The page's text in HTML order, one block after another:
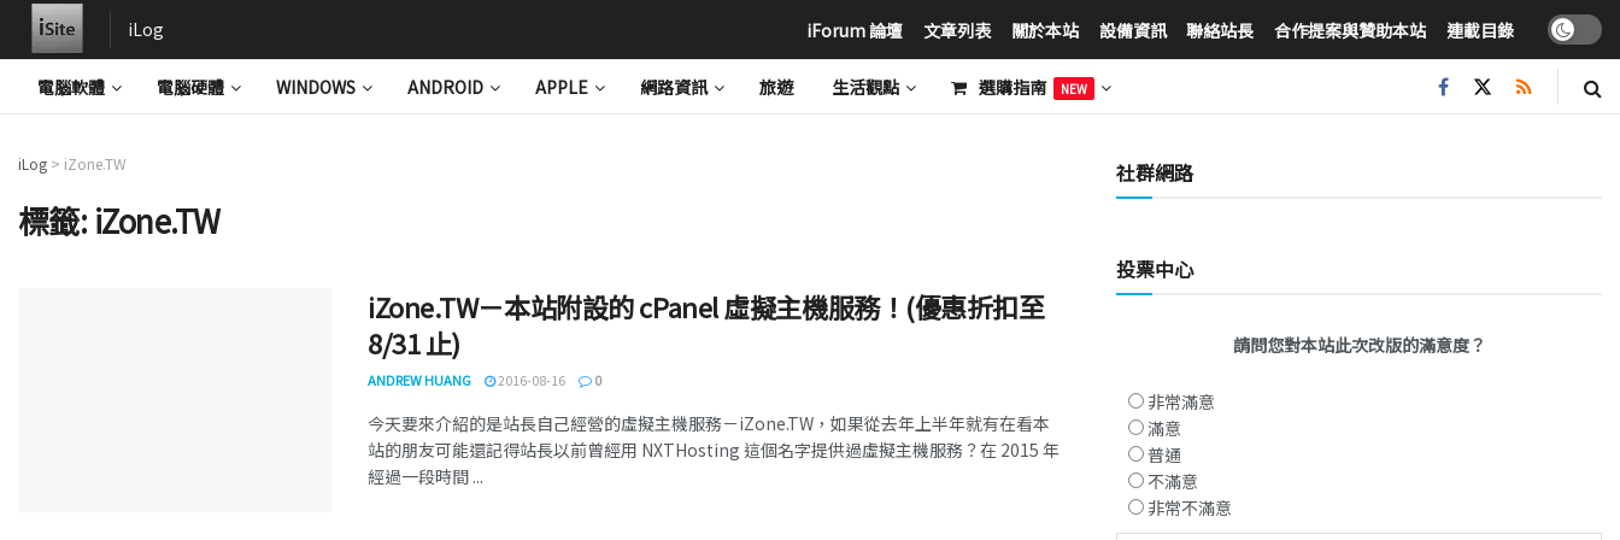
iLog iForum 論壇 文章列表 關於本站 設備資訊 聯絡站長 合作提案與贊助本站 連載目錄
電腦軟體 電腦硬體 WINDOWS ANDROID APPLE 網路資訊 旅遊 生活觀點 選購指南 NEW
iLog > iZone.TW
標籤: iZone.TW
iZone.TW－本站附設的 cPanel 虛擬主機服務！(優惠折扣至
8/31 止)
ANDREW HUANG 2016-08-16 0
今天要來介紹的是站長自己經營的虛擬主機服務－iZone.TW，如果從去年上半年就有在看本
站的朋友可能還記得站長以前曾經用 NXTHosting 這個名字提供過虛擬主機服務？在 2015 年
經過一段時間 ...
社群網路
投票中心
請問您對本站此次改版的滿意度？
非常滿意
滿意
普通
不滿意
非常不滿意